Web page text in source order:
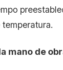
mano de